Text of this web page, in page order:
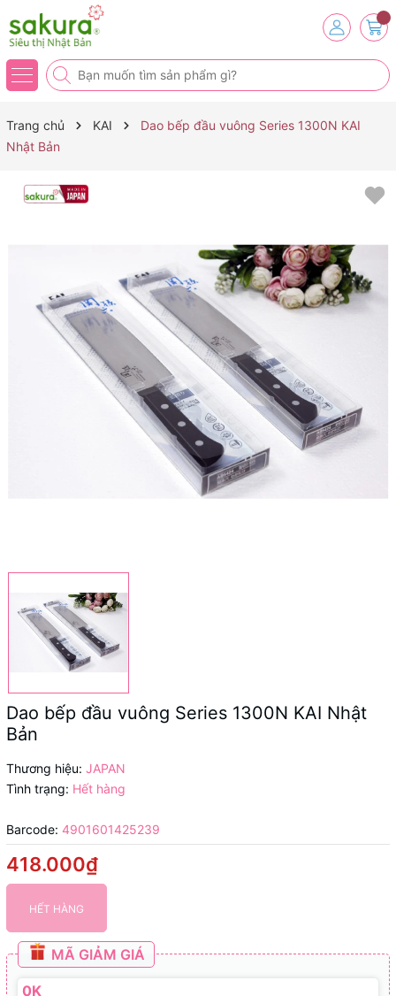
Trang chủ KAI
Dao bếp đầu vuông Series 1300N KAI
Nhật Bản
Dao bếp đầu vuông Series 1300N KAI Nhật
Bản
Thương hiệu: JAPAN
Tình trạng: Hết hàng
Barcode: 4901601425239
418.000₫
HẾT HÀNG
MÃ GIẢM GIÁ
0K